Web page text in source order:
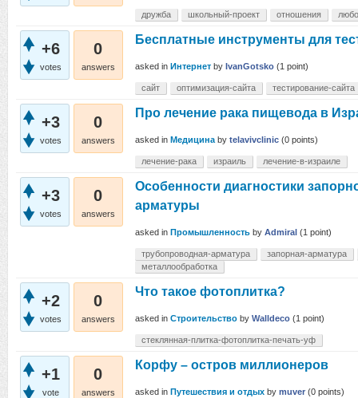
дружба школьный-проект отношения
+6
votes
0
answers
Бесплатные инструменты для
asked in Интернет by IvanGotsko (1 point)
сайт оптимизация-сайта тестирование-сайта
+3
votes
0
answers
Про лечение рака пищевода в
asked in Медицина by telavivclinic (0 points)
лечение-рака израиль лечение-в-израиле
+3
votes
0
answers
Особенности диагностики
арматуры
asked in Промышленность by Admiral (1 point)
трубопроводная-арматура
запорная-арматура
металлообработка
+2
votes
0
answers
Что такое фотоплитка?
asked in Строительство by Walldeco (1 point)
стеклянная-плитка-фотоплитка-печать-уф
+1
vote
0
answers
Корфу – остров миллионеров
asked in Путешествия и отдых by muver (0 points)